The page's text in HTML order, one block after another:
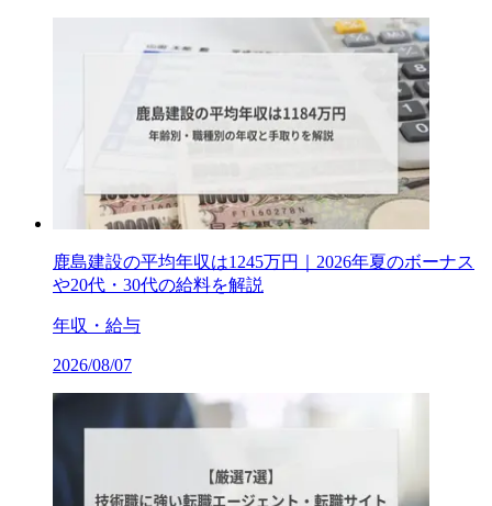
鹿島建設の平均年収は1245万円｜2026年夏のボーナス
や20代・30代の給料を解説
年収・給与
2026/08/07